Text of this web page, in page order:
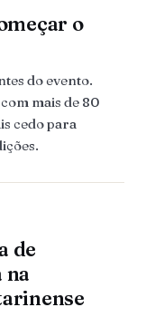
o
do evento.
mais de 80
cedo para
de
na